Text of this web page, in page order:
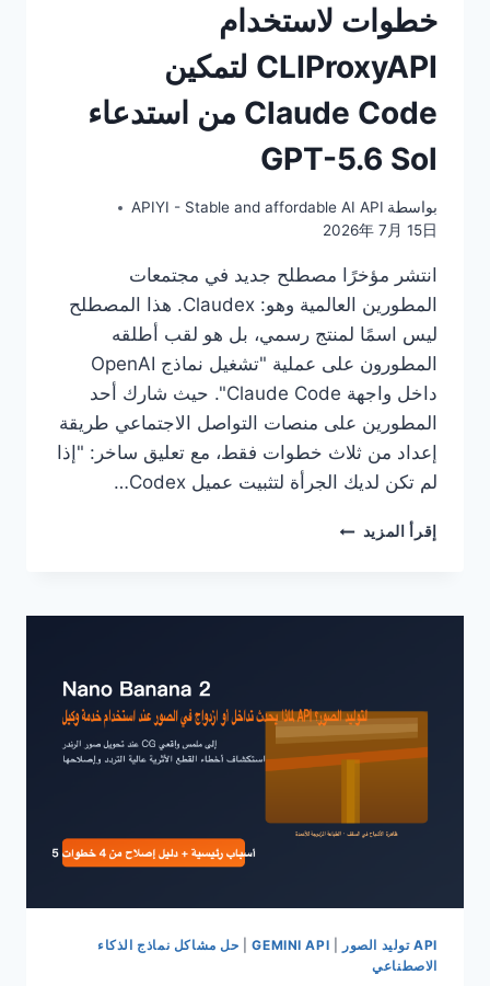
خطوات لاستخدام
CLIProxyAPI لتمكين
Claude Code من استدعاء
GPT-5.6 Sol
بواسطة APIYI - Stable and affordable AI API
2026年 7月 15日
انتشر مؤخرًا مصطلح جديد في مجتمعات
المطورين العالمية وهو: Claudex. هذا المصطلح
ليس اسمًا لمنتج رسمي، بل هو لقب أطلقه
المطورون على عملية "تشغيل نماذج OpenAI
داخل واجهة Claude Code". حيث شارك أحد
المطورين على منصات التواصل الاجتماعي طريقة
إعداد من ثلاث خطوات فقط، مع تعليق ساخر: "إذا
لم تكن لديك الجرأة لتثبيت عميل Codex…
إقرأ المزيد تفعيل
خطوات
CLAUDE
CODE
من
5.6
API توليد الصور GEMINI API
| حل مشاكل نماذج الذكاء
الاصطناعي